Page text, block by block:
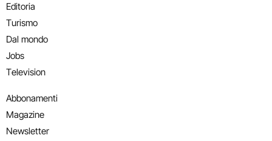
Editoria
Turismo
Dal mondo
Jobs
Television
Abbonamenti
Magazine
Newsletter